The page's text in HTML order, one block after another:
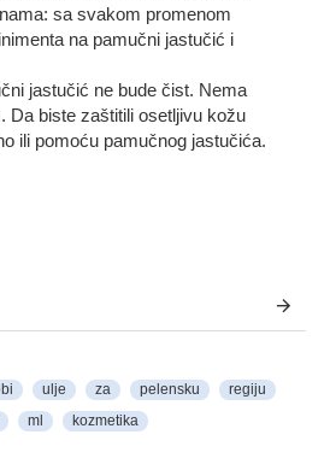
sa svakom promenom
na pamučni jastučić i
jastučić ne bude čist. Nema
Da biste zaštitili osetljivu kožu
ili pomoću pamučnog jastučića.
ulje za pelensku
regiju
ml kozmetika